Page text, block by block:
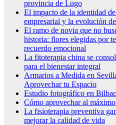
provincia de Lugo
El impacto de la identidad
empresarial y la evolución
El ramo de novia que no
historia: flores elegidas por
recuerdo emocional
La fitoterapia china se
para el bienestar integral
Armarios a Medida en
Aprovechar tu Espacio
Estudio fotográfico en
Cómo aprovechar al
La fisioterapia preventiva
mejorar la calidad de vida